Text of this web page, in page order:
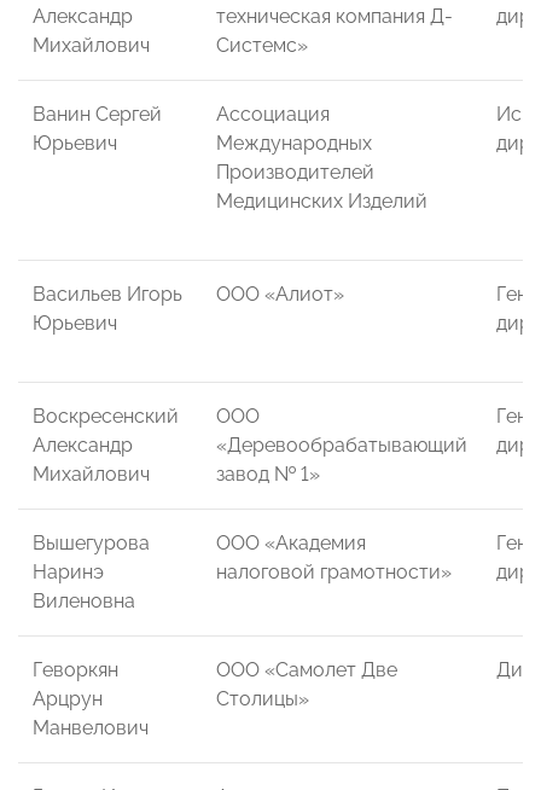
Александр
Михайлович
техническая компания Д-
Системс»
Ванин Сергей
Юрьевич
Ассоциация
Международных
Производителей
Медицинских Изделий
Васильев Игорь
Юрьевич
ООО «Алиот»
Воскресенский
Александр
Михайлович
ООО
«Деревообрабатывающий
завод № 1»
Вышегурова
Наринэ
Виленовна
ООО «Академия
налоговой грамотности»
Геворкян
Арцрун
Манвелович
ООО «Самолет Две
Столицы»